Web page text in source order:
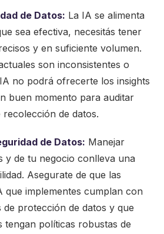
de Datos: La IA se alimenta
sea efectiva, necesitás tener
y en suficiente volumen.
son inconsistentes o
no podrá ofrecerte los insights
buen momento para auditar
de datos.
de Datos: Manejar
y de tu negocio conlleva una
Asegurate de que las
que implementes cumplan con
de protección de datos y que
tengan políticas robustas de